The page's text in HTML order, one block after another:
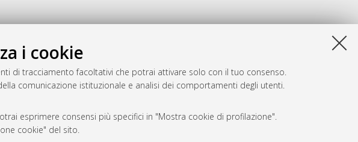
i cookie
di tracciamento facoltativi che potrai attivare solo con il tuo consenso.
comunicazione istituzionale e analisi dei comportamenti degli utenti.
esprimere consensi più specifici in "Mostra cookie di profilazione".
cookie" del sito.
Fri Aug 7 20:46:49 2026 CEST.